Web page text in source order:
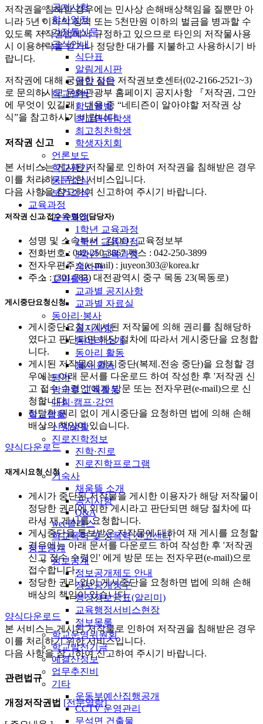
공지사항
학사일정
가정통신문
급식안내
식단표
알림게시판
영양 상담
학교앨범
학교앨범
최고명예학생
최고칭찬학생
학생자치회
언론보도
학교평가
동문소식
보건소식
교육과정
교육과정
1학년 교육과정
2학년 교육과정
3학년 교육과정
게시판
교과활동
교과별 공지사항
교과별 자료실
동아리·봉사
공지사항
동아리 소개
동아리 활동
봉사 활동
평가
방과후 교육활동
대회·캠프·강연
학교생활
신앙생활
진로진학정보
진학·진로
진로진학프로그램
기숙사
채움뜰 소개
공지사항
Q&A
wee클래스
학교폭력 및 성폭력 신고센터
정보공개
정보공개
정보공개제도 안내
정보공개청구
행정정보공표(알리미)
교육행정서비스현장
정보목록
학교운영위원회
학교발전기금
예결산정보
업무추진비
기타
운동부예산집행공개
CCTV 운영관리
무석면 건출물
저작권을 침해한 경우에는 민사상 손해배상책임을 질뿐만 아
니라 5년 이하의 징역 또는 5천만원 이하의 벌금을 병과할 수
있도록 저작권법에서 규정하고 있으므로 타인의 저작물사용
시 이용허락을 받거나 정당한 대가를 지불하고 사용하시기 바
랍니다.
저작권에 대해 궁금한 점은 저작권보호센터(02-2166-2521~3)
로 문의하시고 문화관광부 홈페이지 공지사항 『저작권, 그안
에 무엇이 있길래』내용 중 “네티즌이 알아야할 저작권 상
식”을 참고하시기 바랍니다.
저작권 신고
본 서비스는 게시된 저작물로 인하여 저작권을 침해받은 경우
이를 처리하기 위한 서비스입니다.
다음 사항을 참고하여 신고하여 주시기 바랍니다.
저작권 신고 접수 수령인(담당자)
성명 및 소속부서 : 김OO / 교육정보부
전화번호 : 042-250-3867 팩스 : 042-250-3899
전자우편주소(e-mail) : juyeon303@korea.kr
주소 : (301-783) 대전광역시 중구 목동 23(목동로)
게시중단요청신청
게시중단요청 : 게시된 저작물에 의해 권리를 침해당하
였다고 판단되면 해당 절차에 따라서 게시중단을 요청합
니다.
게시된 저작물의 게시중단(복제.전송 중단)을 요청할 경
우에는 아래 문서를 다운로드 하여 작성한 후 '저작권 신
고 접수 수령인'에게 방문 또는 전자우편(e-mail)으로 신
청합니다.
정당한 권리 없이 게시중단을 요청하면 법에 의해 손해
배상의 책임이 있습니다.
양식다운로드
재게시요청 신청
게시가 중단된 저작물을 게시한 이용자가 해당 저작물이
정당한 권리에 의한 게시라고 판단되면 해당 절차에 따
라서 재 게시를 요청합니다.
게시중단을 통보받은 저작물에 대하여 재 게시를 요청할
경우에는 아래 문서를 다운로드 하여 작성한 후 '저작권
신고 접수 수령인' 에게 방문 또는 전자우편(e-mail)으로
접수합니다.
정당한 권리 없이 게시중단을 요청하면 법에 의해 손해
배상의 책임이 있습니다.
양식다운로드
본 서비스는 게시된 저작물로 인하여 저작권을 침해받은 경우
이를 처리하기 위한 서비스입니다.
다음 사항을 참고하여 신고하여 주시기 바랍니다.
관련법규
개정저작권법 [전문열람]